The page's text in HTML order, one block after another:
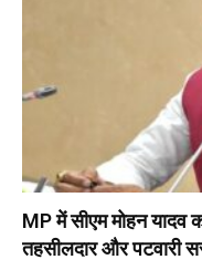
MP में सीएम मोहन यादव
तहसीलदार और पटवारी